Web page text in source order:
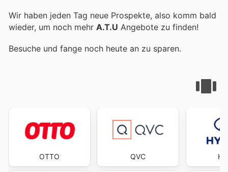
Wir haben jeden Tag neue Prospekte, also komm bald
wieder, um noch mehr A.T.U Angebote zu finden!
Besuche und fange noch heute an zu sparen.
OTTO QVC